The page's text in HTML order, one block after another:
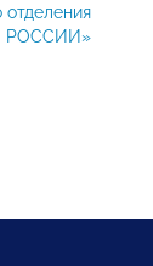
отделения
РОССИИ»